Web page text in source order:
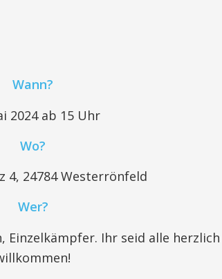
Wann?
2024 ab 15 Uhr
Wo?
4, 24784 Westerrönfeld
Wer?
Ihr seid alle herzlich